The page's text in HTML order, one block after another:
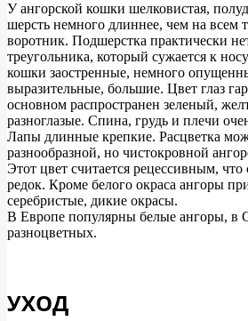
У ангорской кошки шелковистая,
шерсть немного длиннее, чем на всем
воротник. Подшерстка практически
треугольника, который сужается к
кошки заостренные, немного
выразительные, большие. Цвет глаз
основном распространен зеленый,
разноглазые. Спина, грудь и плечи
Лапы длинные крепкие. Расцветка
разнообразной, но чистокровной
Этот цвет считается рецессивным, что
редок. Кроме белого окраса ангоры
серебристые, дикие окрасы.
В Европе популярны белые ангоры, в
разноцветных.
УХОД